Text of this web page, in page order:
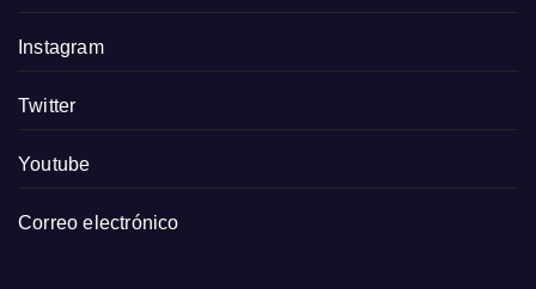
Instagram
Twitter
Youtube
Correo electrónico